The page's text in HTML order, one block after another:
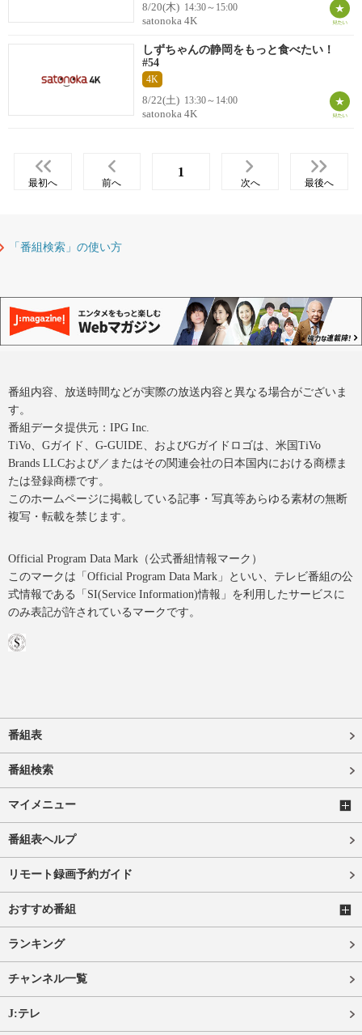
8/20(木) 14:30～15:00
satonoka 4K
しずちゃんの静岡をもっと食べたい！
#54
4K
8/22(土) 13:30～14:00
satonoka 4K
最初へ 前へ
1
次へ 最後へ
「番組検索」の使い方
番組内容、放送時間などが実際の放送内容と異なる場合がございま
す。
番組データ提供元：IPG Inc.
TiVo、Gガイド、G-GUIDE、およびGガイドロゴは、米国TiVo
Brands LLCおよび／またはその関連会社の日本国内における商標ま
たは登録商標です。
このホームページに掲載している記事・写真等あらゆる素材の無断
複写・転載を禁じます。
Official Program Data Mark（公式番組情報マーク）
このマークは「Official Program Data Mark」といい、テレビ番組の公
式情報である「SI(Service Information)情報」を利用したサービスに
のみ表記が許されているマークです。
番組表
番組検索
マイメニュー
番組表ヘルプ
リモート録画予約ガイド
おすすめ番組
ランキング
チャンネル一覧
J:テレ